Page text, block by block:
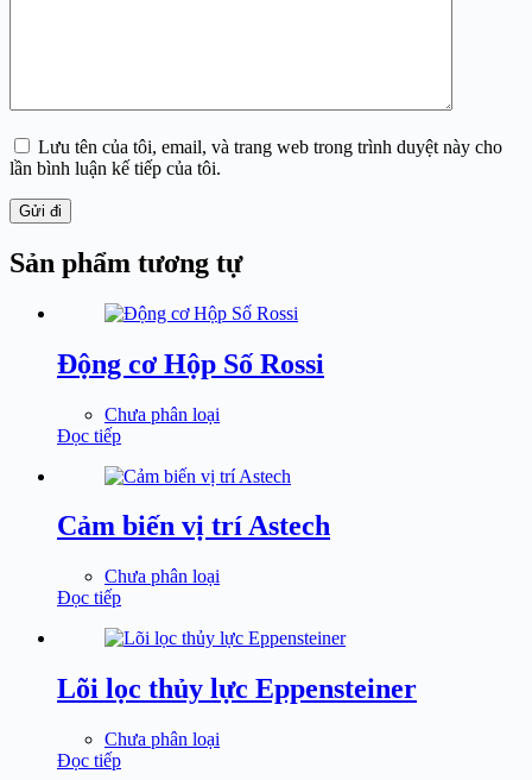
Lưu tên của tôi, email, và trang web trong trình duyệt này cho
lần bình luận kế tiếp của tôi.
Gửi đi
Sản phẩm tương tự
Động cơ Hộp Số Rossi
Chưa phân loại
Đọc tiếp
Cảm biến vị trí Astech
Chưa phân loại
Đọc tiếp
Lõi lọc thủy lực Eppensteiner
Chưa phân loại
Đọc tiếp